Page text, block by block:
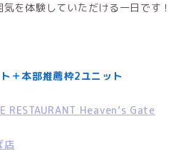
を体験していただける一日です！
＋本部推薦枠2ユニット
RESTAURANT Heaven’s Gate